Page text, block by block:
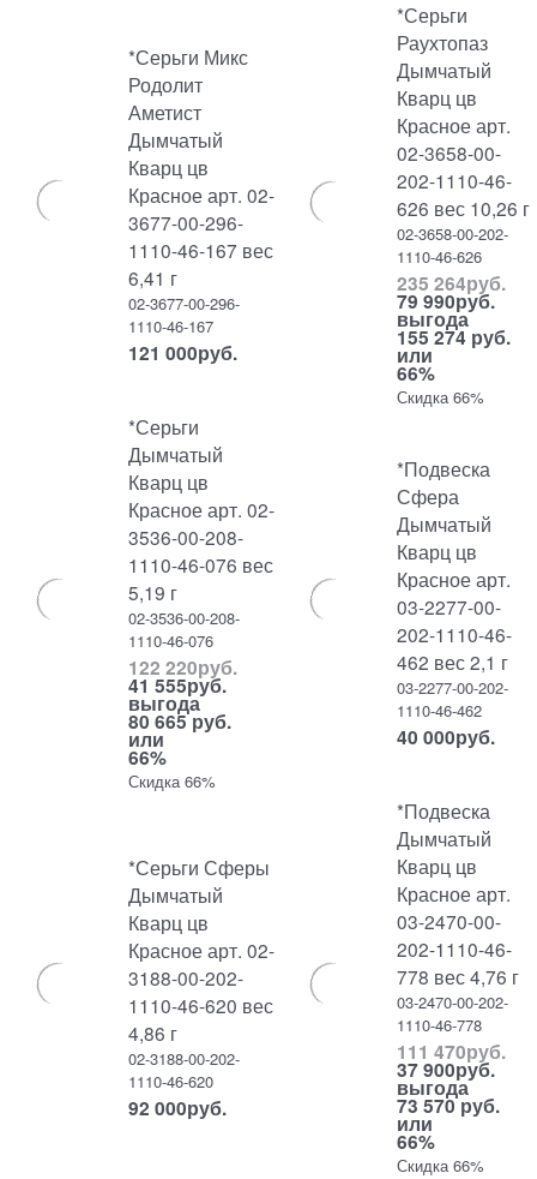
*Серьги Микс
Родолит
Аметист
Дымчатый
Кварц цв
Красное арт. 02-
3677-00-296-
1110-46-167 вес
6,41 г
02-3677-00-296-
1110-46-167
121 000руб.
*Серьги
Раухтопаз
Дымчатый
Кварц цв
Красное арт.
02-3658-00-
202-1110-46-
626 вес 10,26 г
02-3658-00-202-
1110-46-626
235 264руб.
79 990руб.
выгода
155 274 руб.
или
66%
Скидка 66%
*Серьги
Дымчатый
Кварц цв
Красное арт. 02-
3536-00-208-
1110-46-076 вес
5,19 г
02-3536-00-208-
1110-46-076
122 220руб.
41 555руб.
выгода
80 665 руб.
или
66%
Скидка 66%
*Подвеска
Сфера
Дымчатый
Кварц цв
Красное арт.
03-2277-00-
202-1110-46-
462 вес 2,1 г
03-2277-00-202-
1110-46-462
40 000руб.
*Серьги Сферы
Дымчатый
Кварц цв
Красное арт. 02-
3188-00-202-
1110-46-620 вес
4,86 г
02-3188-00-202-
1110-46-620
92 000руб.
*Подвеска
Дымчатый
Кварц цв
Красное арт.
03-2470-00-
202-1110-46-
778 вес 4,76 г
03-2470-00-202-
1110-46-778
111 470руб.
37 900руб.
выгода
73 570 руб.
или
66%
Скидка 66%